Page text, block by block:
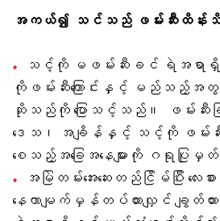
အကယ်၍ သင်သည် ဖမ်းဆီးထိန်း
သင့်ကို မဖမ်းဆီးခင် ရဲအရာရှိ
ကိုဖမ်းဆီးကြောင်းနှင့် မည်သည့်အတွ
ဆိုသည်ကို ပြောသင့်သည်။ ဖမ်းဆီး
ဒေသ၊ အချိန်နှင့် သင့်ကို ဖမ်
စေသည့်အခြေအနေများကို ဂရုပြုမှတ်သ
အမြဲတမ်းအေးဆေးတည်ငြိမ်ပြီး လ
နေကာမျက်မှန်တပ်ထားလျှင် ချွတ်ထ